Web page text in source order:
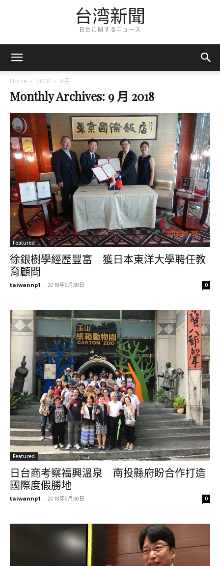
台湾新聞
日台に関するニュース
Home 2018 9 月
Monthly Archives: 9 月 2018
Featured
徐銀樹學經歷豐富 獲日本東洋大學聘任教
育顧問
taiwannp1 - 2018年9月30日 0
Featured
日台商考察福興溫泉 南投縣府盼合作打造
國際度假勝地
taiwannp1 - 2018年9月30日 0